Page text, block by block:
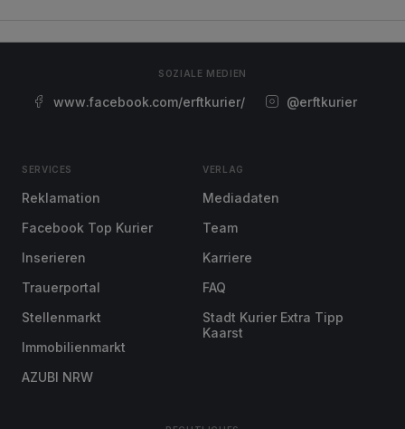
SOZIALE MEDIEN
www.facebook.com/erftkurier/ @erftkurier
SERVICES
Reklamation
Facebook Top Kurier
Inserieren
Trauerportal
Stellenmarkt
Immobilienmarkt
AZUBI NRW
VERLAG
Mediadaten
Team
Karriere
FAQ
Stadt Kurier Extra Tipp
Kaarst